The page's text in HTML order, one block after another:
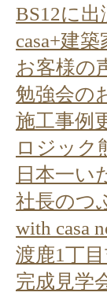
BS12に出
casa+建
お客様の
勉強会の
施工事例
ロジック
日本一い
社長のつ
with casa
渡鹿1丁
完成見学